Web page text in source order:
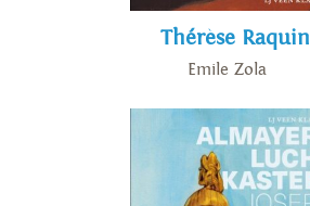
Thérèse Raquin
Emile Zola